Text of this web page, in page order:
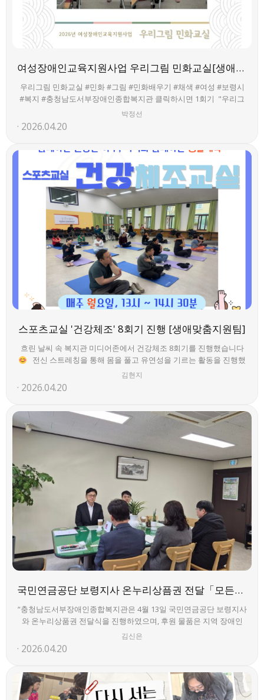
여성장애인교육지원사업 우리그림 민화교실[생애맞춤지원팀]
우리그림 민화교실 #민화 #그림 #민화배우기 #채색 #여성 #보령시
#복지 #충청남도서부장애인종합복지관 클릭하시면 1회기 "우리그
림 민화교실" 유튜브(쇼츠)를 보실 수 있습니다. 우리그림 민화교실 2
번째 시간에는 ‘모란달항아리’의 의미를 알고 채색과 기법을 배우는
박정선
2026.04.20
스포츠교실 '건강체조' 8회기 진행 [생애맞춤지원팀]
흐린 날씨 속 복지관 미디어존에서 건강체조 8회기를 진행했습니다
전신 스트레칭을 통해 몸을 풀고 유연성을 기르는 활동을 진행했
으며, 회원분들 모두 끝까지 열심히 참여하는 모습이 인상적이었습니
다. 그럼 다음 회기에도 즐겁게 만나요
김현지
2026.04.20
국민연금공단 보령지사 온누리상픔권 전달「모든권익지원팀」
“충청남도서부장애인종합복지관은 4월 13일 국민연금공단 보령지사
와 온누리상품권 전달식을 진행하였으며, 후원 물품은 지역 장애인
지원을 위해 사용될 예정입니다.”
김신은
2026.04.20